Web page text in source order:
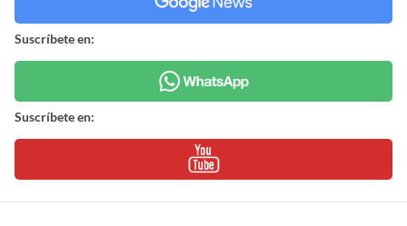
Suscríbete en:
Suscríbete en: